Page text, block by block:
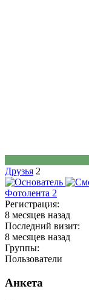
Друзья 2
Фотолента 2
Регистрация:
8 месяцев назад
Последний визит:
8 месяцев назад
Группы:
Пользователи
Анкета